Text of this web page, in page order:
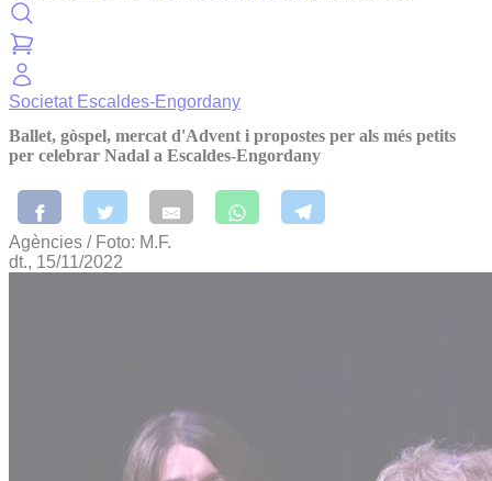
Societat Escaldes-Engordany
Ballet, gòspel, mercat d'Advent i propostes per als més petits
per celebrar Nadal a Escaldes-Engordany
Agències / Foto: M.F.
dt., 15/11/2022